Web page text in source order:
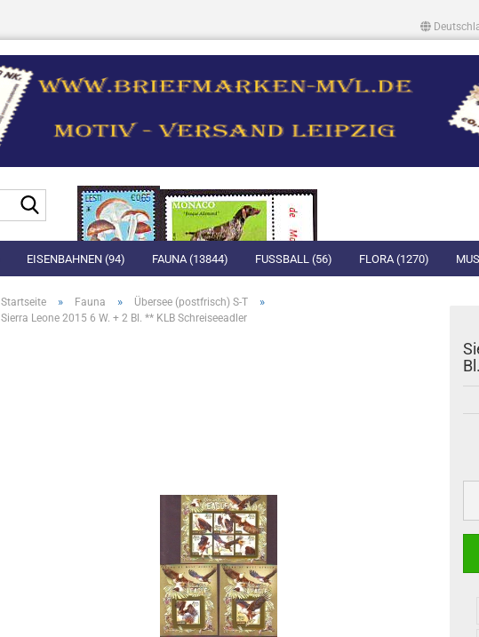
Suche...
EISENBAHNEN (94) FAUNA (13844) FUSSBALL (56) FLORA (1270)
Startseite » Fauna » Übersee (postfrisch) S-T »
Sierra Leone 2015 6 W. + 2 Bl. ** KLB Schreiseeadler